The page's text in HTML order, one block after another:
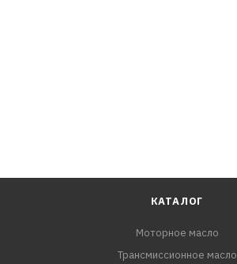
КАТАЛОГ
Моторное масло
Трансмиссионное масло